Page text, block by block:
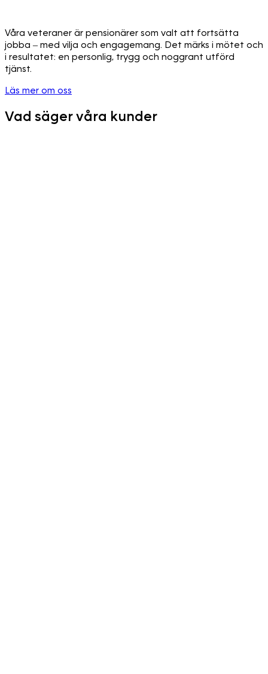
Våra veteraner är pensionärer som valt att fortsätta
jobba – med vilja och engagemang. Det märks i mötet och
i resultatet: en personlig, trygg och noggrant utförd
tjänst.
Läs mer om oss
Vad säger våra kunder